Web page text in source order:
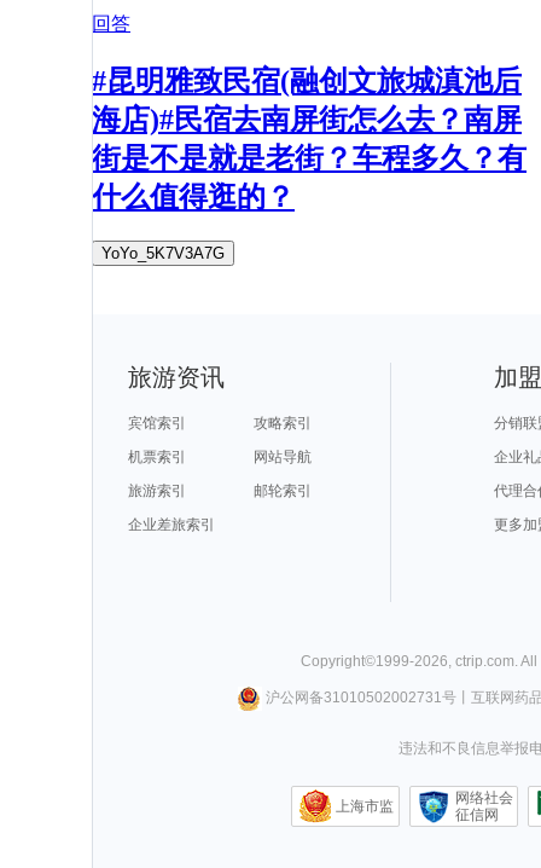
回答
#昆明雅致民宿(融创文旅城滇池后
海店)#民宿去南屏街怎么去？南屏
街是不是就是老街？车程多久？有
什么值得逛的？
YoYo_5K7V3A7G
旅游资讯
宾馆索引
攻略索引
机票索引
网站导航
旅游索引
邮轮索引
企业差旅索引
加
分销联
企业礼
代理合
更多加
Copyright©1999-2026 ctrip.com .
沪公网备31010502002731号丨 互联网药
违法和不良信息举报
上海市监
网络社会
征信网